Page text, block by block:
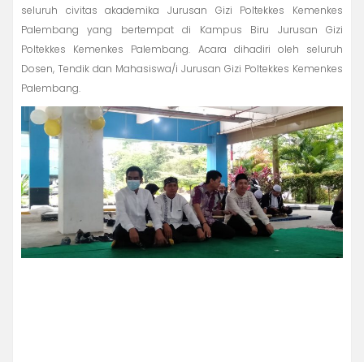
seluruh civitas akademika Jurusan Gizi Poltekkes Kemenkes
Palembang yang bertempat di Kampus Biru Jurusan Gizi
Poltekkes Kemenkes Palembang. Acara dihadiri oleh seluruh
Dosen, Tendik dan Mahasiswa/i Jurusan Gizi Poltekkes Kemenkes
Palembang.